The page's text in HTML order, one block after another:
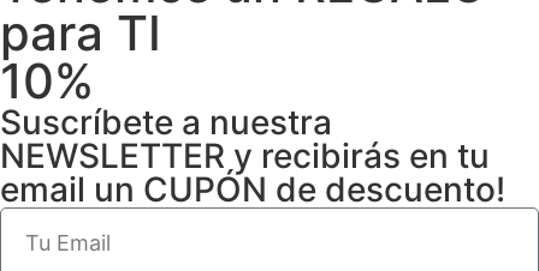
para TI
10%
Suscríbete a nuestra
NEWSLETTER y recibirás en tu
email un CUPÓN de descuento!